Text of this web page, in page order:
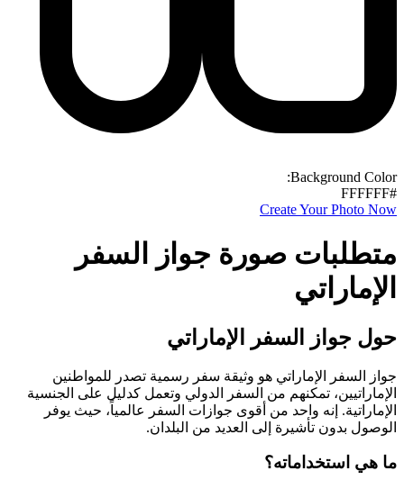
Background Color:
#FFFFFF
Create Your Photo Now
متطلبات صورة جواز السفر
الإماراتي
حول جواز السفر الإماراتي
جواز السفر الإماراتي هو وثيقة سفر رسمية تصدر للمواطنين
الإماراتيين، تمكنهم من السفر الدولي وتعمل كدليل على الجنسية
الإماراتية. إنه واحد من أقوى جوازات السفر عالمياً، حيث يوفر
الوصول بدون تأشيرة إلى العديد من البلدان.
ما هي استخداماته؟